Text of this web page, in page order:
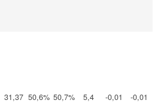
31,37 50,6% 50,7% 5,4 -0,01 -0,01